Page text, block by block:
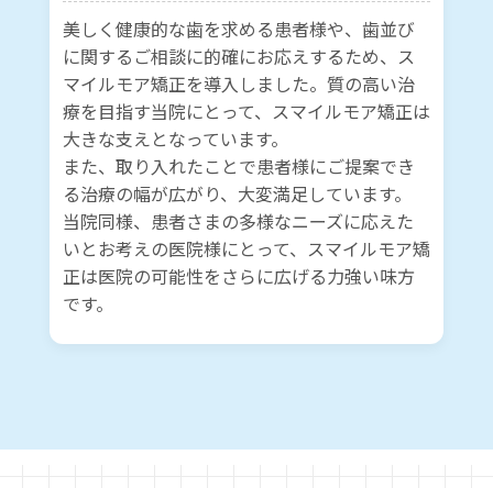
美しく健康的な歯を求める患者様や、歯並び
に関するご相談に的確にお応えするため、ス
マイルモア矯正を導入しました。質の高い治
療を目指す当院にとって、スマイルモア矯正は
大きな支えとなっています。
また、取り入れたことで患者様にご提案でき
る治療の幅が広がり、大変満足しています。
当院同様、患者さまの多様なニーズに応えた
いとお考えの医院様にとって、スマイルモア矯
正は医院の可能性をさらに広げる力強い味方
です。